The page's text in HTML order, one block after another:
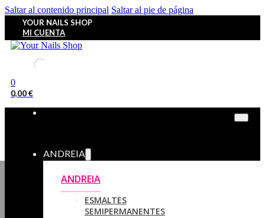
Saltar al contenido principal Saltar al pie de página
YOUR NAILS SHOP
MI CUENTA
0
0,00€
ANDREIA
ANDREIA
ESMALTES
SEMIPERMANENTES